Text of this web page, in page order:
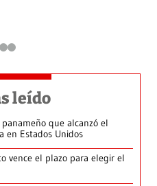
leído
que alcanzó el
en Estados Unidos
vence el plazo para elegir el